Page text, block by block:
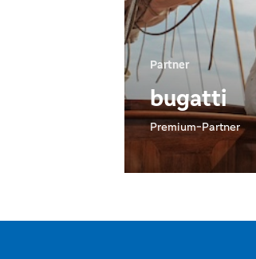
Partner
bugatti
Premium-Partner